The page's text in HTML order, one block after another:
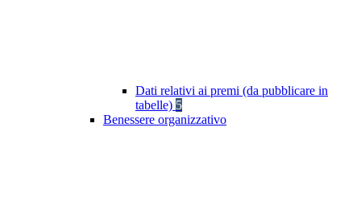
Dati relativi ai premi (da pubblicare in
tabelle) 5
Benessere organizzativo